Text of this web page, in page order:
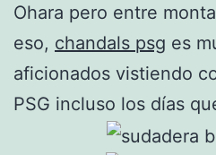
Ohara pero entre
eso, chandals psg es
aficionados vistiendo
PSG incluso los días